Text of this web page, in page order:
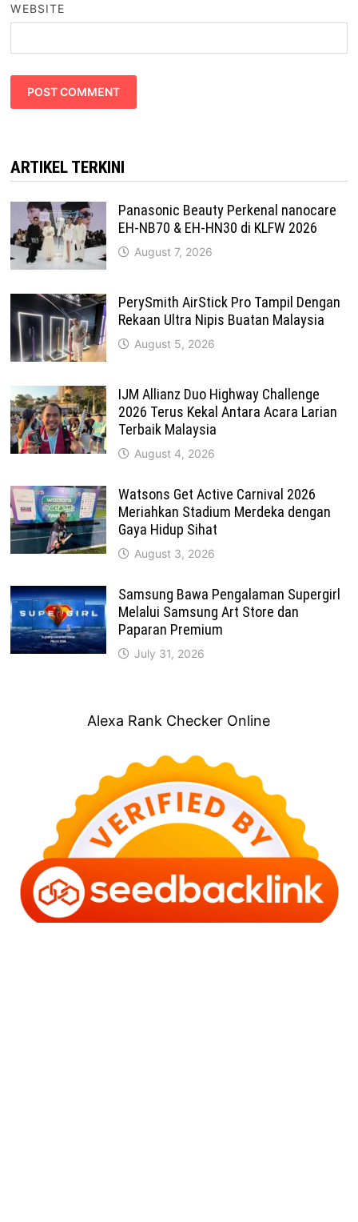
WEBSITE
ARTIKEL TERKINI
Panasonic Beauty Perkenal nanocare
EH-NB70 & EH-HN30 di KLFW 2026
August 7, 2026
PerySmith AirStick Pro Tampil Dengan
Rekaan Ultra Nipis Buatan Malaysia
August 5, 2026
IJM Allianz Duo Highway Challenge
2026 Terus Kekal Antara Acara Larian
Terbaik Malaysia
August 4, 2026
Watsons Get Active Carnival 2026
Meriahkan Stadium Merdeka dengan
Gaya Hidup Sihat
August 3, 2026
Samsung Bawa Pengalaman Supergirl
Melalui Samsung Art Store dan
Paparan Premium
July 31, 2026
Alexa Rank Checker Online